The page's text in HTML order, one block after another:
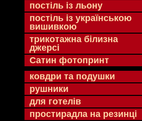
постіль із льону
постіль із українською
вишивкою
трикотажна білизна
джерсі
Сатин фотопринт
ковдри та подушки
рушники
для готелів
простирадла на резинці